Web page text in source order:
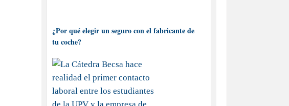
¿Por qué elegir un seguro con el fabricante de
tu coche?